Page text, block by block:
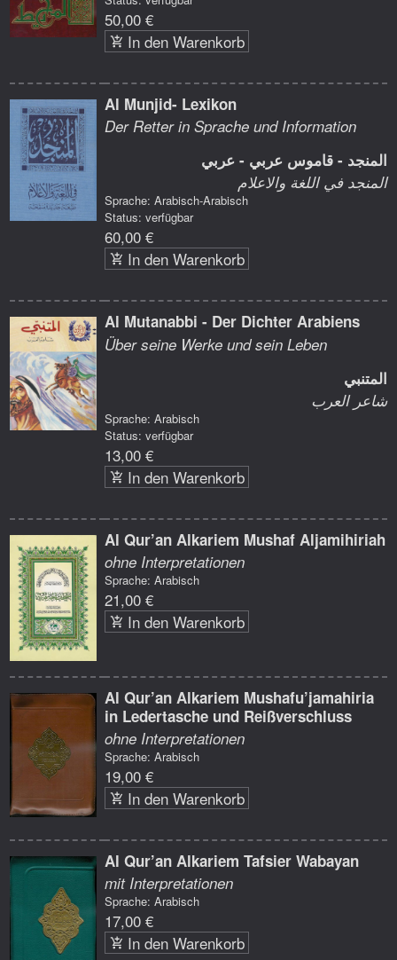
50,00 €
In den Warenkorb
Al Munjid- Lexikon
Der Retter in Sprache und Information
المنجد - قاموس عربي - عربي
المنجد في اللغة والاعلام
Sprache: Arabisch-Arabisch
Status: verfügbar
60,00 €
In den Warenkorb
Al Mutanabbi - Der Dichter Arabiens
Über seine Werke und sein Leben
المتنبي
شاعر العرب
Sprache: Arabisch
Status: verfügbar
13,00 €
In den Warenkorb
Al Qur’an Alkariem Mushaf Aljamihiriah
ohne Interpretationen
Sprache: Arabisch
21,00 €
In den Warenkorb
Al Qur’an Alkariem Mushafu’jamahiria
in Ledertasche und Reißverschluss
ohne Interpretationen
Sprache: Arabisch
19,00 €
In den Warenkorb
Al Qur’an Alkariem Tafsier Wabayan
mit Interpretationen
Sprache: Arabisch
17,00 €
In den Warenkorb